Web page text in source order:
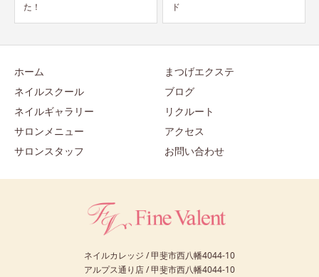
た！
ド
ホーム
ネイルスクール
ネイルギャラリー
サロンメニュー
サロンスタッフ
まつげエクステ
ブログ
リクルート
アクセス
お問い合わせ
ネイルカレッジ / 甲斐市西八幡4044-10
アルプス通り店 / 甲斐市西八幡4044-10